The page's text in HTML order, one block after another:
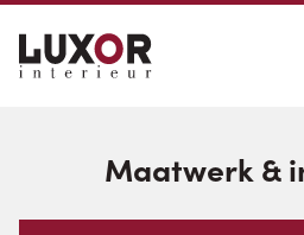
Maatwerk &